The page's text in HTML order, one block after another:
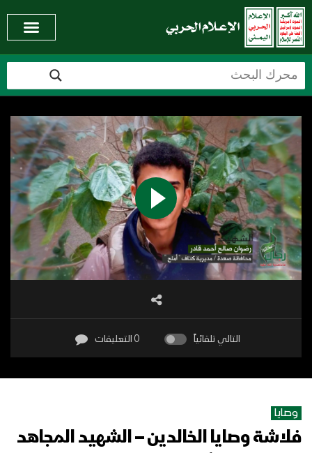
التالي تلقائياً 0 التعليقات
وصايا
فلاشة وصايا الخالدين – الشهيد المجاهد